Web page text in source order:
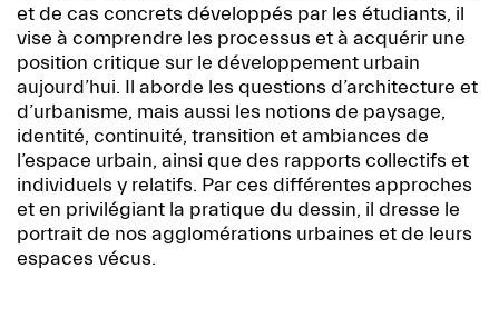
et de cas concrets développés par les étudiants, il
vise à comprendre les processus et à acquérir une
position critique sur le développement urbain
aujourd’hui. Il aborde les questions d’architecture et
d’urbanisme, mais aussi les notions de paysage,
identité, continuité, transition et ambiances de
l’espace urbain, ainsi que des rapports collectifs et
individuels y relatifs. Par ces différentes approches
et en privilégiant la pratique du dessin, il dresse le
portrait de nos agglomérations urbaines et de leurs
espaces vécus.